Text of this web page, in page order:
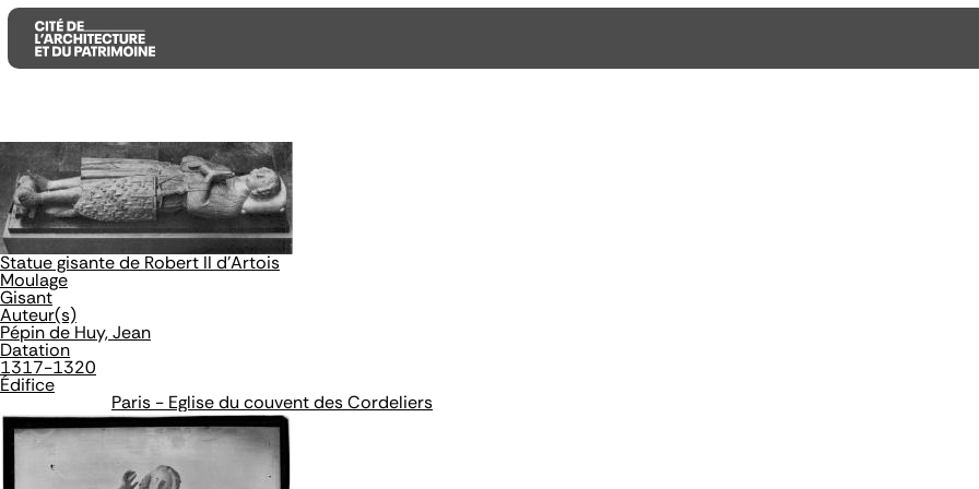
Aller
au
contenu
principal
Aller
au
menu
principal
Aller
la
recherche
Statue gisante de Robert II d'Artois
Moulage
Gisant
Auteur(s)
Pépin de Huy, Jean
Datation
1317-1320
Édifice
Paris - Eglise du couvent des Cordeliers